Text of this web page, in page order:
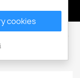
cookies